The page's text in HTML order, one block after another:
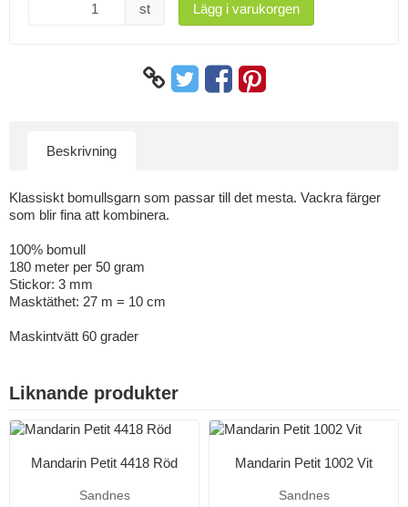
st Lägg i varukorgen
Beskrivning
Klassiskt bomullsgarn som passar till det mesta. Vackra färger
som blir fina att kombinera.
100% bomull
180 meter per 50 gram
Stickor: 3 mm
Masktäthet: 27 m = 10 cm
Maskintvätt 60 grader
Liknande produkter
Mandarin Petit 4418 Röd
Sandnes
Mandarin Petit 1002 Vit
Sandnes